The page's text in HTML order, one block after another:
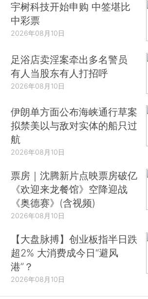
宇树科技开始申购 中签堪比
中彩票
2026年08月10日
足浴店卖淫案牵出多名警员
有人当股东有人打招呼
2026年08月10日
伊朗单方面公布海峡通行草案
拟禁美以与敌对实体的船只过
航
2026年08月10日
票房｜沈腾新片点映票房破亿
《欢迎来龙餐馆》空降迎战
《奥德赛》(含视频)
2026年08月10日
【大盘脉搏】创业板指半日跌
超2% 大消费成今日“避风
港”？
2026年08月10日